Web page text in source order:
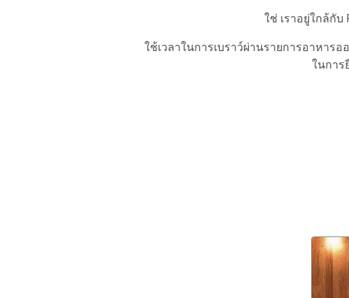
ใช่ เราอยู่ใกล้กั
ใช้เวลาในการเบราว์ผ่านรายการอาหาร
ในการ